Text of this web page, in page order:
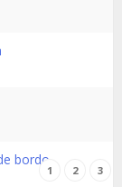
bordo
1 2 3